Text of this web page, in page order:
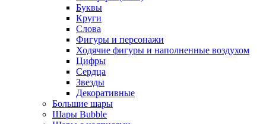
Буквы
Круги
Слова
Фигуры и персонажи
Ходячие фигуры и наполненные воздухом
Цифры
Сердца
Звезды
Декоративные
Большие шары
Шары Bubble